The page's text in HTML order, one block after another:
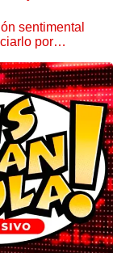
sentimental
por